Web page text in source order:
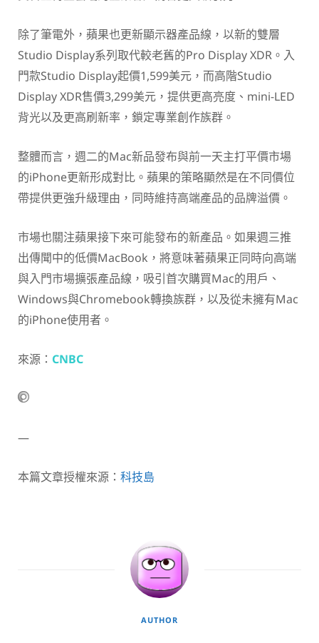
除了筆電外，蘋果也更新顯示器產品線，以新的雙層
Studio Display系列取代較老舊的Pro Display XDR。入
門款Studio Display起價1,599美元，而高階Studio
Display XDR售價3,299美元，提供更高亮度、mini-LED
背光以及更高刷新率，鎖定專業創作族群。
整體而言，週二的Mac新品發布與前一天主打平價市場
的iPhone更新形成對比。蘋果的策略顯然是在不同價位
帶提供更強升級理由，同時維持高端產品的品牌溢價。
市場也關注蘋果接下來可能發布的新產品。如果週三推
出傳聞中的低價MacBook，將意味著蘋果正同時向高端
與入門市場擴張產品線，吸引首次購買Mac的用戶、
Windows與Chromebook轉換族群，以及從未擁有Mac
的iPhone使用者。
來源： CNBC
—
本篇文章授權來源： 科技島
AUTHOR